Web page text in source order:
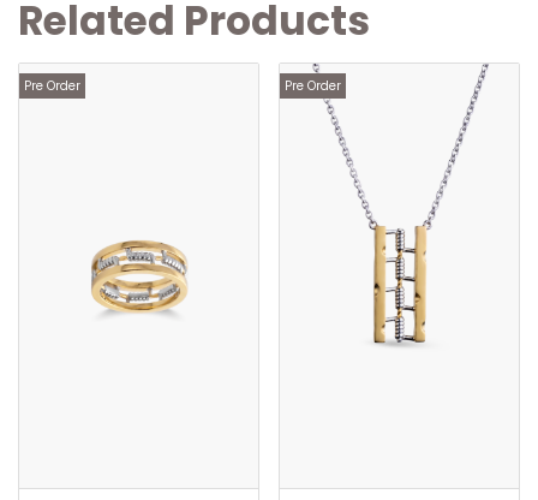
Related Products
Pre Order Pre Order